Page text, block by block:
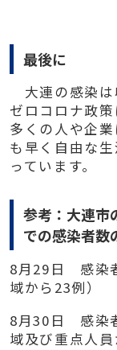
最後に
大連の感染
ゼロコロナ政策
多くの人や企
も早く自由な
っています。
参考：大連市
での感染者数
8月 29 日 感染
域から 23例）
8月30 日 感染
域及び重点人員